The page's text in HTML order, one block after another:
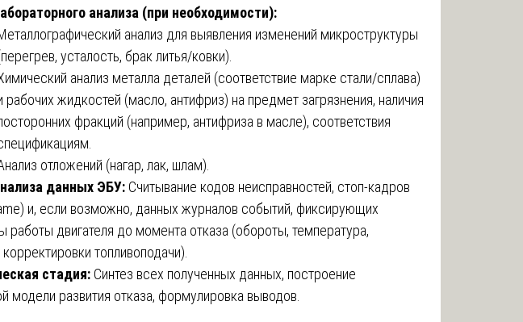
анализа (при необходимости):
анализ для выявления изменений микроструктуры
усталость, брак литья/ковки).
анализ металла деталей (соответствие марке стали/сплава)
рабочих жидкостей (масло, антифриз) на предмет загрязнения, наличия
фракций (например, антифриза в масле), соответствия
отложений (нагар, лак, шлам).
данных ЭБУ: Считывание кодов неисправностей, стоп-кадров
и, если возможно, данных журналов событий, фиксирующих
работы двигателя до момента отказа (обороты, температура,
топливоподачи).
стадия: Синтез всех полученных данных, построение
модели развития отказа, формулировка выводов.